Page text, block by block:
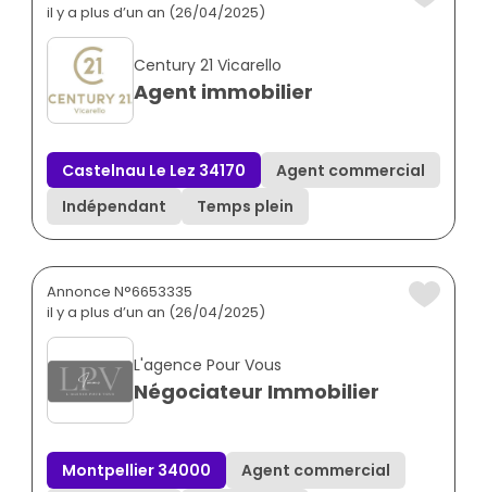
il y a plus d’un an (26/04/2025)
Century 21 Vicarello
Agent immobilier
Castelnau Le Lez 34170
Agent commercial
Indépendant
Temps plein
Annonce N°6653335
il y a plus d’un an (26/04/2025)
L'agence Pour Vous
Négociateur Immobilier
Montpellier 34000
Agent commercial